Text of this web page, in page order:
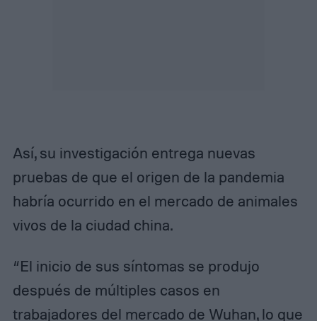
Así, su investigación entrega nuevas
pruebas de que el origen de la pandemia
habría ocurrido en el mercado de animales
vivos de la ciudad china.
“El inicio de sus síntomas se produjo
después de múltiples casos en
trabajadores del mercado de Wuhan, lo que